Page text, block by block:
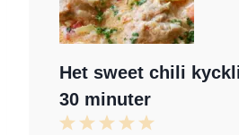
Het sweet chili
30 minuter
5
4
3
2
1